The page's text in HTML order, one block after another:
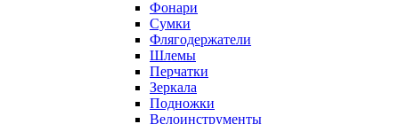
Фонари
Сумки
Флягодержатели
Шлемы
Перчатки
Зеркала
Подножки
Велоинструменты